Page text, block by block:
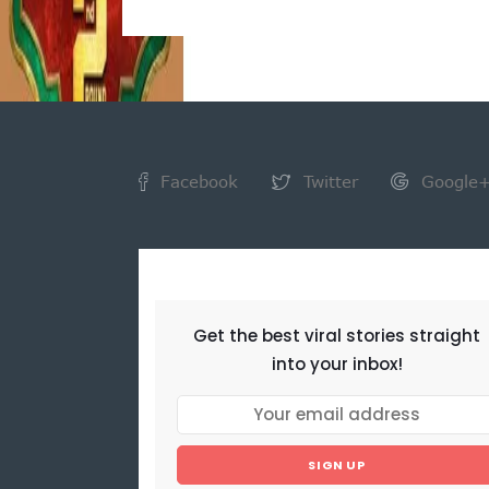
Facebook Twitter Google+
Get the best viral stories straight
into your inbox!
SIGN UP